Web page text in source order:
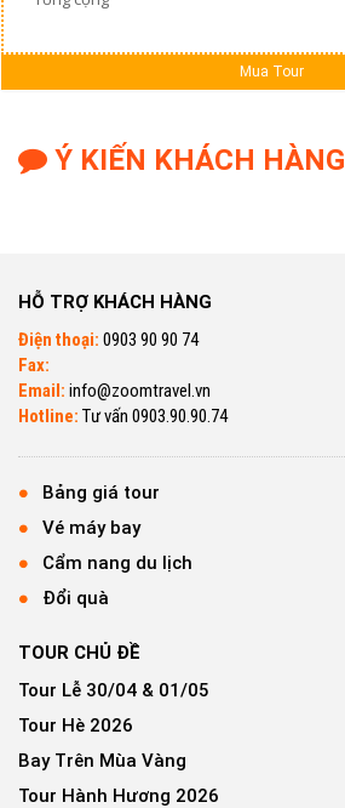
Mua Tour
Ý KIẾN KHÁCH HÀNG
HỖ TRỢ KHÁCH HÀNG
Điện thoại: 0903 90 90 74
Fax:
Email: info@zoomtravel.vn
Hotline: Tư vấn 0903.90.90.74
Bảng giá tour
Vé máy bay
Cẩm nang du lịch
Đổi quà
TOUR CHỦ ĐỀ
Tour Lễ 30/04 & 01/05
Tour Hè 2026
Bay Trên Mùa Vàng
Tour Hành Hương 2026